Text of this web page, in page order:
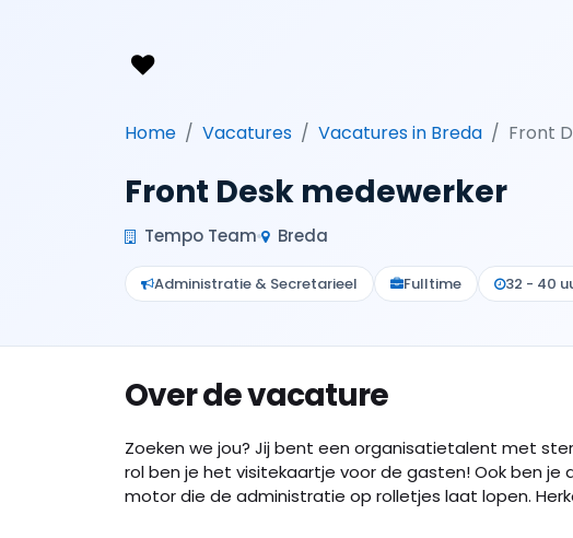
Home Vacatures Vacatures in Breda Front
Front Desk medewerker
Tempo Team Breda
Administratie & Secretarieel Fulltime 32 - 40
Over de vacature
Zoeken we jou? Jij bent een organisatietalent met
rol ben je het visitekaartje voor de gasten! Ook ben
motor die de administratie op rolletjes laat lopen.